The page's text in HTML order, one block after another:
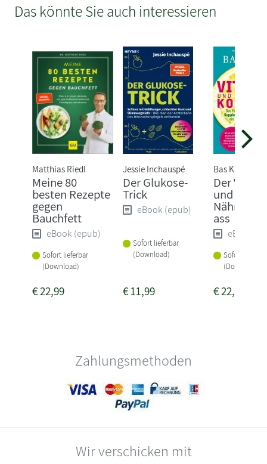
Das könnte Sie auch interessieren
Matthias Riedl
Meine 80
besten Rezepte
gegen
Bauchfett
eBook (epub)
Sofort lieferbar
(Download)
€22,99
Jessie Inchauspé
Der Glukose-
Trick
eBook (epub)
Sofort lieferbar
(Download)
€11,99
Bas Kast
Der
und
ass
eBook
Sofort
(Download)
€22,99
Zahlungsmethoden
Wir verschicken mit